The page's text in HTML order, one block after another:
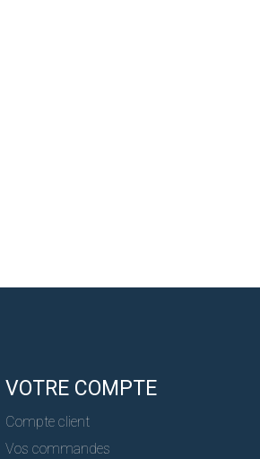
VOTRE COMPTE
Compte client
Vos commandes